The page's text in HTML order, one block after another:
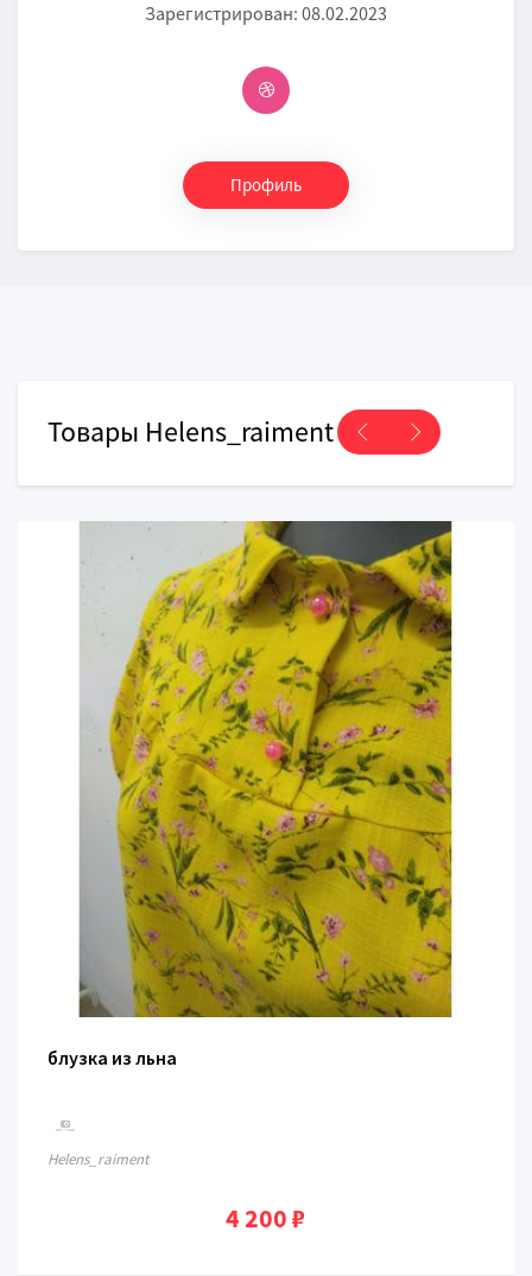
Зарегистрирован: 08.02.2023
Профиль
Товары Нelens_raiment
блузка из льна
Нelens_raiment
4 200 ₽